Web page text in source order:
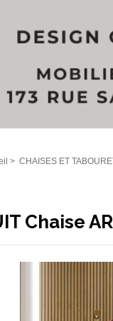
> CHAISES ET
Chaise